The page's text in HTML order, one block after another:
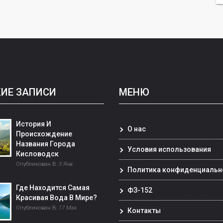
ЗАПИСИ
История И
Происхождение
Названия Города
Кисловодск
Опубликован В: 3 Янв
Где Находится Самая
Красивая Вода В Мире?
Опубликован В: 17 Мая
МЕНЮ
О нас
Условия использования
Политика
ФЗ-152
Контакты